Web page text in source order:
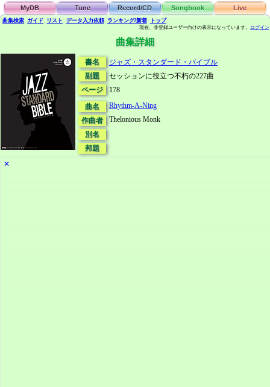
MyDB Tune Record/CD Songbook Live
曲集検索 ガイド リスト データ 入力依頼 ランキング/新着 トップ
現在、非登録ユーザー向けの表示になっています。 ログイン
曲集詳細
書名
ジャズ・スタンダード・バイブル
副題
セッションに役立つ不朽の227曲
ページ
178
曲名
Rhythm-A-Ning
作曲者
Thelonious Monk
別名
邦題
✕